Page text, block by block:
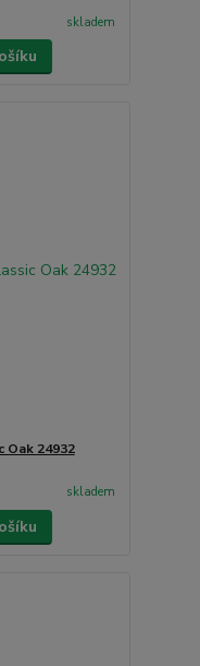
skladem
24932
skladem